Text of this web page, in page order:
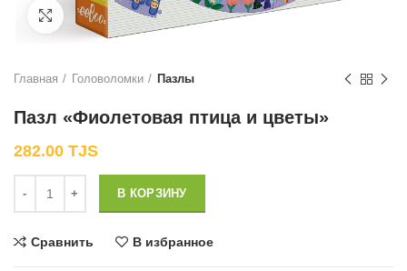
Нажмите, чтобы увеличить
Главная Головоломки Пазлы
Пазл «Фиолетовая птица и цветы»
282.00 TJS
В КОРЗИНУ
Сравнить В избранное